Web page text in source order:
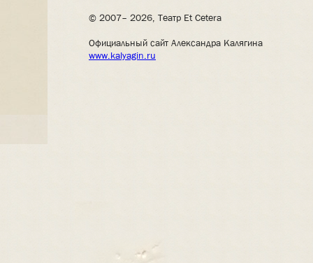
© 2007– 2026, Театр Et Cetera
Официальный сайт Александра Калягина
www.kalyagin.ru